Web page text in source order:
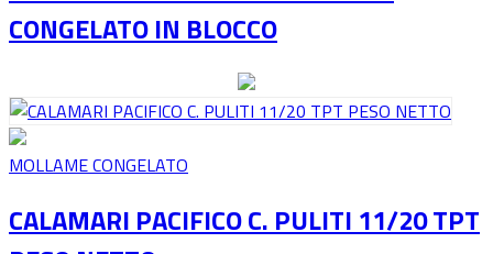
CONGELATO IN BLOCCO
MOLLAME CONGELATO
CALAMARI PACIFICO C. PULITI 11/20 TPT